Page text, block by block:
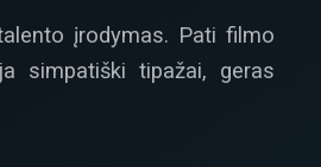
įrodymas. Pati filmo
simpatiški tipažai, geras